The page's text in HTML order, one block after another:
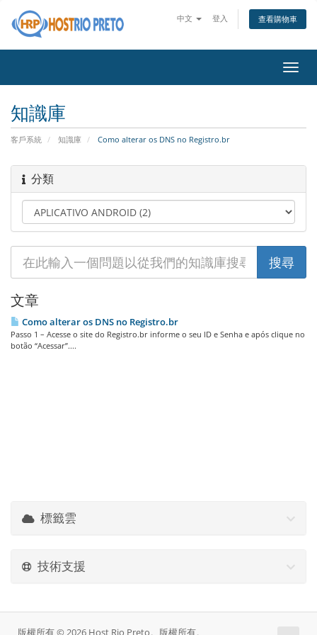
中文 登入 查看購物車
切
換
知識庫
客戶系統 知識庫 Como alterar os DNS no Registro.br
分類
文章
Como alterar os DNS no Registro.br
Passo 1 – Acesse o site do Registro.br informe o seu ID e Senha e após clique no
botão “Acessar”....
標籤雲
技術支援
版權所有 © 2026 Host Rio Preto。版權所有。